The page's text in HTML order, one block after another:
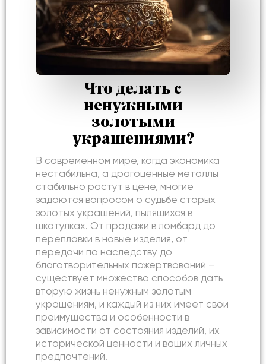
Что делать с
ненужными
золотыми
украшениями?
В современном мире, когда экономика
нестабильна, а драгоценные металлы
стабильно растут в цене, многие
задаются вопросом о судьбе старых
золотых украшений, пылящихся в
шкатулках. От продажи в ломбард до
переплавки в новые изделия, от
передачи по наследству до
благотворительных пожертвований –
существует множество способов дать
вторую жизнь ненужным золотым
украшениям, и каждый из них имеет свои
преимущества и особенности в
зависимости от состояния изделий, их
исторической ценности и ваших личных
предпочтений.